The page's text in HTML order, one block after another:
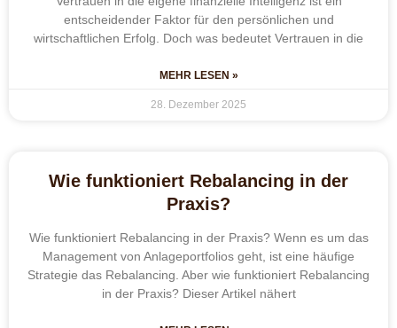
entscheidender Faktor für den persönlichen und
wirtschaftlichen Erfolg. Doch was bedeutet Vertrauen in die
MEHR LESEN »
28. Dezember 2025
Wie funktioniert Rebalancing in der
Praxis?
Wie funktioniert Rebalancing in der Praxis? Wenn es um das
Management von Anlageportfolios geht, ist eine häufige
Strategie das Rebalancing. Aber wie funktioniert Rebalancing
in der Praxis? Dieser Artikel nähert